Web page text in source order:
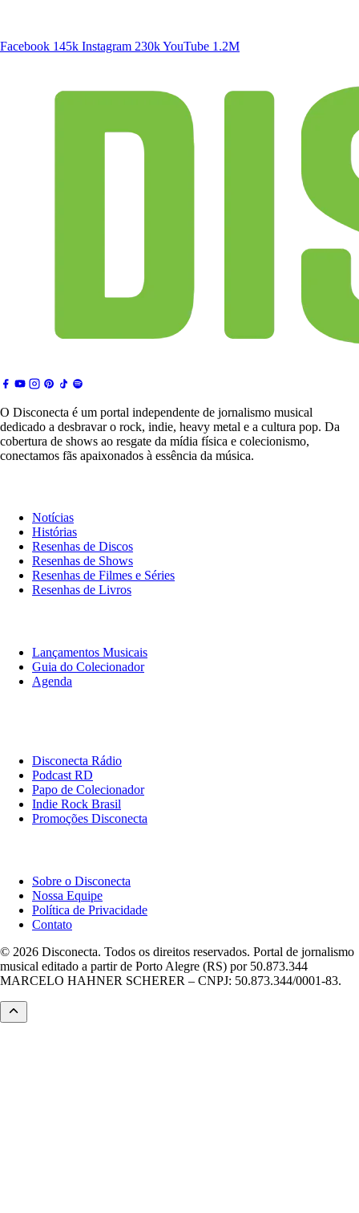
Facebook 145k Instagram 230kYouTube 1.2M
O Disconecta é um portal independente de jornalismo musical
dedicado a desbravar o rock, indie, heavy metal e a cultura pop. Da
cobertura de shows ao resgate da mídia física e colecionismo,
conectamos fãs apaixonados à essência da música.
Notícias
Histórias
Resenhas de Discos
Resenhas de Shows
Resenhas de Filmes e Séries
Resenhas de Livros
Lançamentos Musicais
Guia do Colecionador
Agenda
Disconecta Rádio
Podcast RD
Papo de Colecionador
Indie Rock Brasil
Promoções Disconecta
Sobre o Disconecta
Nossa Equipe
Política de Privacidade
Contato
© 2026 Disconecta. Todos os direitos reservados. Portal de jornalismo
musical editado a partir de Porto Alegre (RS) por 50.873.344
MARCELO HAHNER SCHERER – CNPJ: 50.873.344/0001-83.